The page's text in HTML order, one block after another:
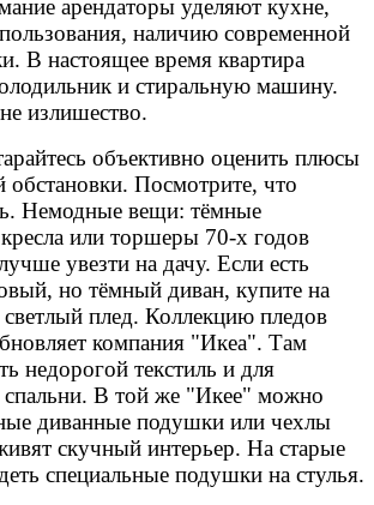
арендаторы уделяют кухне,
наличию современной
В настоящее время квартира
и стиральную машину.
излишество.
объективно оценить плюсы
Посмотрите, что
Немодные вещи: тёмные
или торшеры 70-х годов
увезти на дачу. Если есть
но тёмный диван, купите на
плед. Коллекцию пледов
компания "Икеа". Там
недорогой текстиль и для
спальни. В той же "Икее" можно
диванные подушки или чехлы
скучный интерьер. На старые
специальные подушки на стулья.